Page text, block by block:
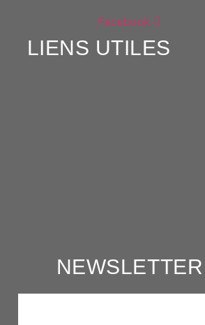
Facebook
LIENS UTILES
NEWSLETTER